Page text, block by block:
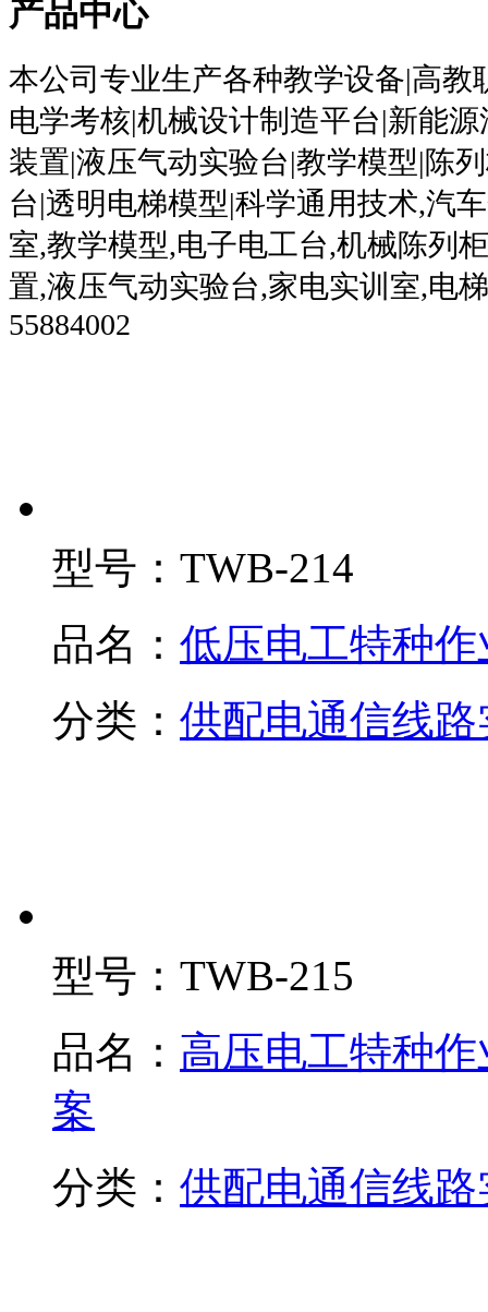
产品中心
本公司专业生产各种教学设备|高教
电学考核|机械设计制造平台|新能
装置|液压气动实验台|教学模型|陈
台|透明电梯模型|科学通用技术,汽
室,教学模型,电子电工台,机械陈列
置,液压气动实验台,家电实训室,电
55884002
型号： TWB-214
品名： 低压电工特种
分类： 供配电通信线
型号： TWB-215
品名： 高压电工特种
案
分类： 供配电通信线